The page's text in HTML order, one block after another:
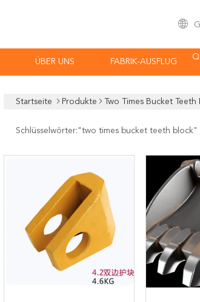
ÜBER UNS FABRIK-AUSFLUG
Startseite Produkte Two Times Bucket
Schlüsselwörter:"two times bucket teeth block"